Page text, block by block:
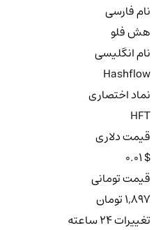
نام فارسی
هش فلو
نام انگلیسی
Hashflow
نماد اختصاری
HFT
قیمت دلاری
0.01 $
قیمت تومانی
1,897 تومان
تغییرات ۲۴ ساعته